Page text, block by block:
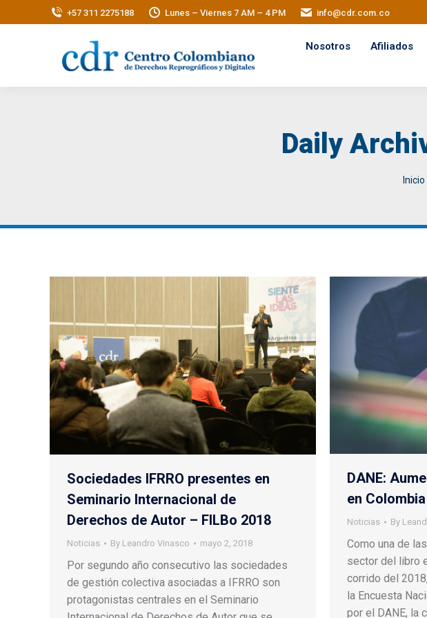
+57 311 2275188 Lunes – Viernes 7 AM – 4 PM info@cdr.com.co
Nosotros Afiliados
Daily
You
Inicio
Sociedades IFRRO presentes en
Seminario Internacional de
Derechos de Autor – FILBo 2018
Noticias By Leandro Vinasco mayo 2, 2018
Por segundo año consecutivo las sociedades
de gestión colectiva asociadas a IFRRO son
protagonistas centrales en el Seminario
DANE:
en Colombia
Noticias By
Como una de
sector del libro
corrido del
la Encuesta
por el DANE, la